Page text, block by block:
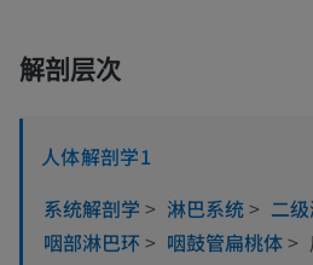
解剖层次
人体解剖学1
系统解剖学 > 淋巴系统> 二
咽部淋巴环 > 咽鼓管扁桃体>